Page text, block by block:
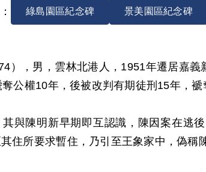
綠島園區紀念碑 景美園區紀念碑
），男，雲林北港人，1951年遷居嘉
公權10年，後被改判有期徒刑15年，褫
與陳明新早期即互認識，陳因案在逃
住所要求暫住，乃引至王象家中，偽稱